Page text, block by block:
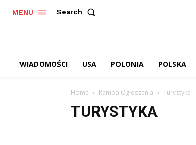
MENU Search
WIADOMOŚCI USA POLONIA POLSKA
Home Rampa Ogłoszenia Turystyka
TURYSTYKA